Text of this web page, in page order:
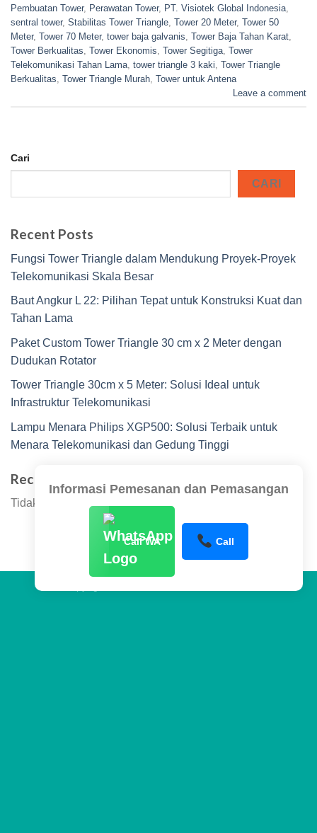
Pembuatan Tower, Perawatan Tower, PT. Visiotek Global Indonesia
sentral tower, Stabilitas Tower Triangle Tower 20 Meter, Tower 50
Meter, Tower 70 Meter, tower baja galvanis Tower Baja Tahan Karat
Tower Berkualitas Tower Ekonomis Tower Segitiga Tower
Telekomunikasi Tahan Lama tower triangle 3 kaki Tower Triangle
Berkualitas Tower Triangle Murah Tower untuk Antena
Leave a comment
Cari
CARI
Recent Posts
Fungsi Tower Triangle dalam Mendukung Proyek-Proyek
Telekomunikasi Skala Besar
Baut Angkur L 22: Pilihan Tepat untuk Konstruksi Kuat dan
Tahan Lama
Paket Custom Tower Triangle 30 cm x 2 Meter dengan
Dudukan Rotator
Tower Triangle 30cm x 5 Meter: Solusi Ideal untuk
Infrastruktur Telekomunikasi
Lampu Menara Philips XGP500: Solusi Terbaik untuk
Menara Telekomunikasi dan Gedung Tinggi
Recent Comments
Tidak ada komentar untuk ditampilkan.
Informasi Pemesanan dan Pemasangan
Call WA Call